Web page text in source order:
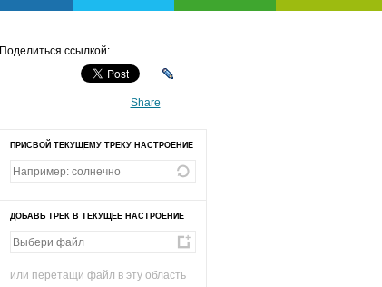
Поделиться ссылкой:
Share
ПРИСВОЙ ТЕКУЩЕМУ ТРЕКУ НАСТРОЕНИЕ
ДОБАВЬ ТРЕК В ТЕКУЩЕЕ НАСТРОЕНИЕ
или перетащи файл в эту область